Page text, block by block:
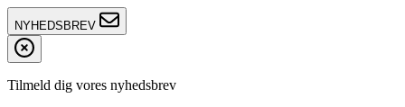
NYHEDSBREV
Tilmeld dig vores nyhedsbrev